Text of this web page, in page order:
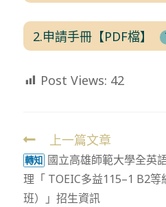
2.申請手冊【PDF檔】
Post Views: 42
Read
more
articles
上一篇文章
轉知 國立高雄師範大學全英
理「 TOEIC多益115–1 B2
班）」招生資訊